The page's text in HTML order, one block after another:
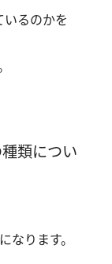
るのかを
類につい
なります。